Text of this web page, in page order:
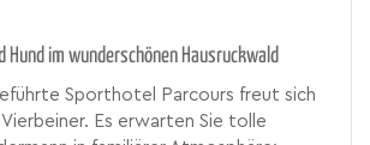
Hund im wunderschönen Hausruckwald
Sporthotel Parcours freut sich
Vierbeiner. Es erwarten Sie tolle